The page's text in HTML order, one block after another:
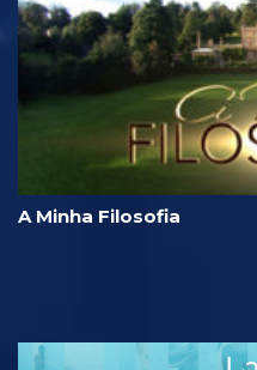
A Minha Filosofia